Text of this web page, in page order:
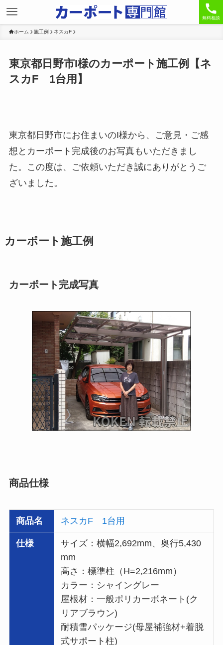
無料相談
ホーム 施工例 ネスカF
東京都日野市I様のカーポート施工例【ネ
スカF 1台用】
東京都日野市にお住まいのI様から、ご意見・ご感
想とカーポート完成後のお写真もいただきまし
た。この度は、ご依頼いただき誠にありがとうご
ざいました。
カーポート施工例
カーポート完成写真
商品仕様
商品名 ネスカF 1台用
仕様
サイズ：横幅2,692mm、奥行5,430
mm
高さ：標準柱（H=2,216mm）
カラー：シャイングレー
屋根材：一般ポリカーボネート(ク
リアブラウン)
耐積雪パッケージ(母屋補強材+着脱
式サポート柱)